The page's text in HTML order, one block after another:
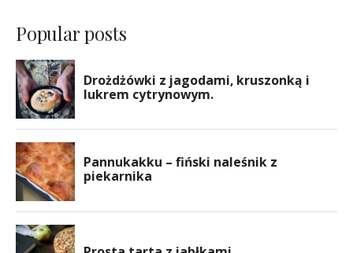
Popular posts